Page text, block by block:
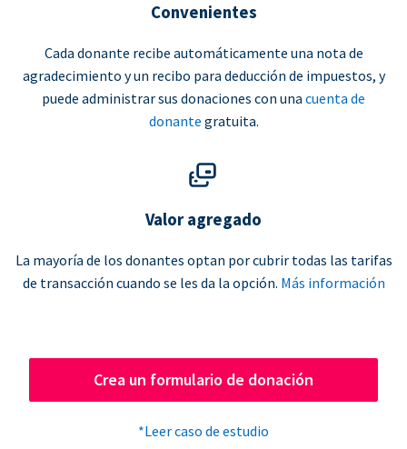
Convenientes
Cada donante recibe automáticamente una nota de
agradecimiento y un recibo para deducción de impuestos, y
puede administrar sus donaciones con una cuenta de
donante gratuita.
Valor agregado
La mayoría de los donantes optan por cubrir todas las tarifas
de transacción cuando se les da la opción. Más información
Crea un formulario de donación
*Leer caso de estudio